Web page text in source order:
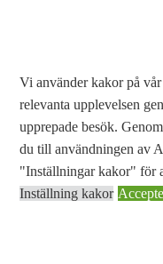
Vi använder kakor på
relevanta upplevelsen
upprepade besök.
du till användningen av
"Inställningar kakor" för
Inställning kakor